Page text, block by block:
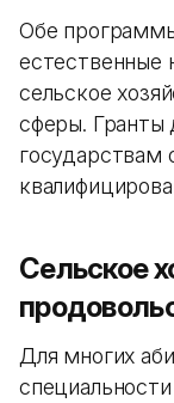
Обе
естественные
сельское
сферы. Гранты
государствам
Сельское
Для многих